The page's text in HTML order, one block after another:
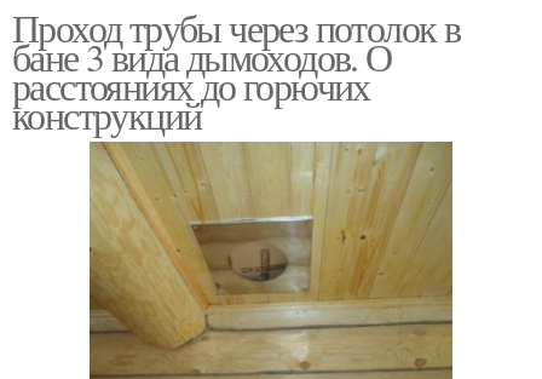
Кирпичная труба Дымоходные трубы
Трубы для бани Круглая труба
Проход трубы через потолок в
бане 3 вида дымоходов. О
расстояниях до горючих
конструкций